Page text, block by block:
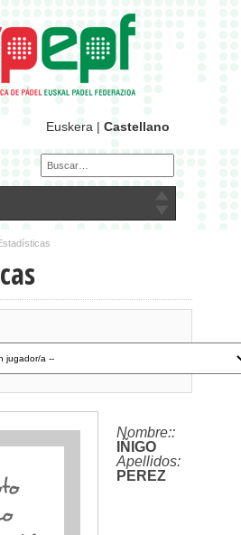
Euskera | Castellano
Nombre::
IÑIGO
Apellidos:
PEREZ